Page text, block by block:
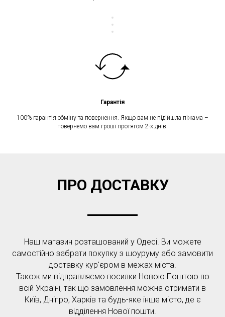
Гарантія
100% гарантія обміну та повернення. Якщо вам не підійшла піжама –
повернемо вам гроші протягом 2-х днів.
ПРО ДОСТАВКУ
Наш магазин розташований у Одесі. Ви можете
самостійно забрати покупку з шоуруму або замовити
доставку кур'єром в межах міста.
Також ми відправляємо посилки Новою Поштою по
всій Україні, так що замовлення можна отримати в
Київ, Дніпро, Харків та будь-яке інше місто, де є
відділення Нової пошти.